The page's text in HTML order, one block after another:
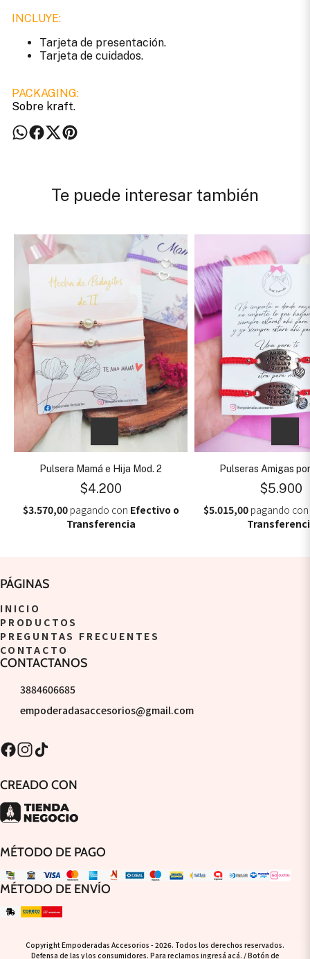
INCLUYE:
Tarjeta de presentación.
Tarjeta de cuidados.
PACKAGING:
Sobre kraft.
Te puede interesar también
Pulsera Mamá e Hija Mod. 2
$4.200
$3.570,00pagando con Efectivo o
Transferencia
Pulseras Amigas
$5.900
$5.015,00pagando con
PÁGINAS
INICIO
PRODUCTOS
PREGUNTAS FRECUENTES
CONTACTO
CONTACTANOS
3884606685
empoderadasaccesorios@gmail.com
CREADO CON
MÉTODO DE PAGO
MÉTODO DE ENVÍO
Copyright Empoderadas Accesorios - 2026. Todos los derechos reservados.
Defensa de las y los consumidores. Para reclamos ingresá acá. /Botón de